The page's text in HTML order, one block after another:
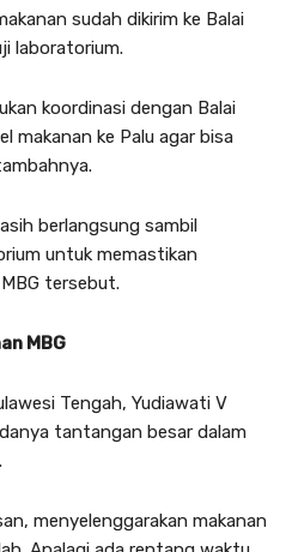
sudah dikirim ke Balai
laboratorium.
koordinasi dengan Balai
makanan ke Palu agar bisa
berlangsung sambil
untuk memastikan
tersebut.
MBG
Tengah, Yudiawati V
tantangan besar dalam
menyelenggarakan makanan